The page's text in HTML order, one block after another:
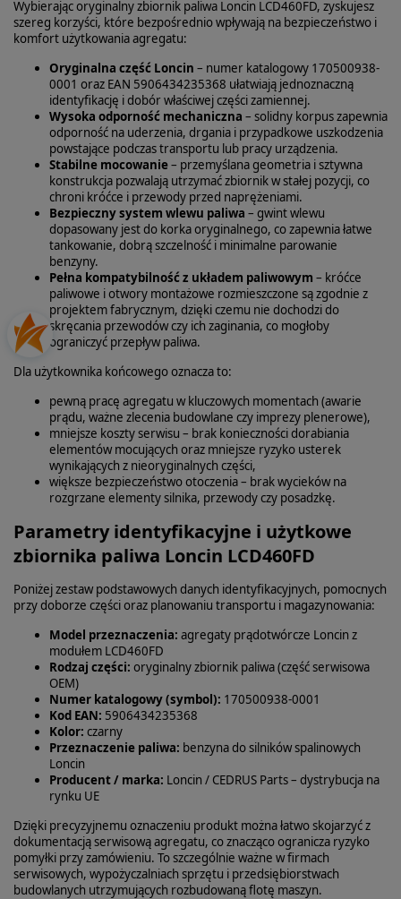
Wybierając oryginalny zbiornik paliwa Loncin LCD460FD, zyskujesz
szereg korzyści, które bezpośrednio wpływają na bezpieczeństwo i
komfort użytkowania agregatu:
Oryginalna część Loncin – numer katalogowy 170500938-
0001 oraz EAN 5906434235368 ułatwiają jednoznaczną
identyfikację i dobór właściwej części zamiennej.
Wysoka odporność mechaniczna – solidny korpus zapewnia
odporność na uderzenia, drgania i przypadkowe uszkodzenia
powstające podczas transportu lub pracy urządzenia.
Stabilne mocowanie– przemyślana geometria i sztywna
konstrukcja pozwalają utrzymać zbiornik w stałej pozycji, co
chroni króćce i przewody przed naprężeniami.
Bezpieczny system wlewu paliwa – gwint wlewu
dopasowany jest do korka oryginalnego, co zapewnia łatwe
tankowanie, dobrą szczelność i minimalne parowanie
benzyny.
Pełna kompatybilność z układem paliwowym – króćce
paliwowe i otwory montażowe rozmieszczone są zgodnie z
projektem fabrycznym, dzięki czemu nie dochodzi do
skręcania przewodów czy ich zaginania, co mogłoby
ograniczyć przepływ paliwa.
Dla użytkownika końcowego oznacza to:
pewną pracę agregatu w kluczowych momentach (awarie
prądu, ważne zlecenia budowlane czy imprezy plenerowe),
mniejsze koszty serwisu – brak konieczności dorabiania
elementów mocujących oraz mniejsze ryzyko usterek
wynikających z nieoryginalnych części,
większe bezpieczeństwo otoczenia – brak wycieków na
rozgrzane elementy silnika, przewody czy posadzkę.
Parametry identyfikacyjne i użytkowe
zbiornika paliwa Loncin LCD460FD
Poniżej zestaw podstawowych danych identyfikacyjnych, pomocnych
przy doborze części oraz planowaniu transportu i magazynowania:
Model przeznaczenia: agregaty prądotwórcze Loncin z
modułem LCD460FD
Rodzaj części: oryginalny zbiornik paliwa (część serwisowa
OEM)
Numer katalogowy (symbol): 170500938-0001
Kod EAN: 5906434235368
Kolor: czarny
Przeznaczenie paliwa: benzyna do silników spalinowych
Loncin
Producent / marka: Loncin / CEDRUS Parts – dystrybucja na
rynku UE
Dzięki precyzyjnemu oznaczeniu produkt można łatwo skojarzyć z
dokumentacją serwisową agregatu, co znacząco ogranicza ryzyko
pomyłki przy zamówieniu. To szczególnie ważne w firmach
serwisowych, wypożyczalniach sprzętu i przedsiębiorstwach
budowlanych utrzymujących rozbudowaną flotę maszyn.